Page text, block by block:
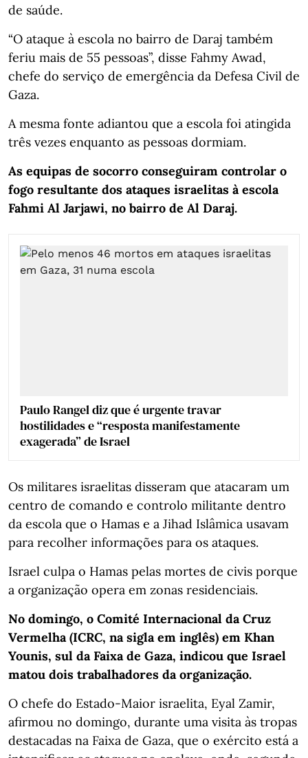
de saúde.
“O ataque à escola no bairro de Daraj também
feriu mais de 55 pessoas”, disse Fahmy Awad,
chefe do serviço de emergência da Defesa Civil de
Gaza.
A mesma fonte adiantou que a escola foi atingida
três vezes enquanto as pessoas dormiam.
As equipas de socorro conseguiram controlar o
fogo resultante dos ataques israelitas à escola
Fahmi Al Jarjawi, no bairro de Al Daraj.
Paulo Rangel diz que é urgente travar
hostilidades e “resposta manifestamente
exagerada” de Israel
Os militares israelitas disseram que atacaram um
centro de comando e controlo militante dentro
da escola que o Hamas e a Jihad Islâmica usavam
para recolher informações para os ataques.
Israel culpa o Hamas pelas mortes de civis porque
a organização opera em zonas residenciais.
No domingo, o Comité Internacional da Cruz
Vermelha (ICRC, na sigla em inglês) em Khan
Younis, sul da Faixa de Gaza, indicou que Israel
matou dois trabalhadores da organização.
O chefe do Estado-Maior israelita, Eyal Zamir,
afirmou no domingo, durante uma visita às tropas
destacadas na Faixa de Gaza, que o exército está a